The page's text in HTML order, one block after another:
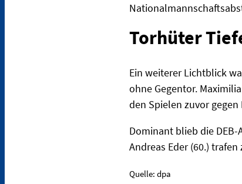
Torhüter
Ein weiterer Lichtblick
ohne Gegentor.
den Spielen zuvor
Dominant blieb die
Andreas Eder (60.)
Quelle: dpa